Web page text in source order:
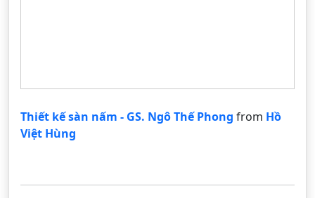
Thiết kế sàn nấm - GS. Ngô Thế Phong from Hồ
Việt Hùng